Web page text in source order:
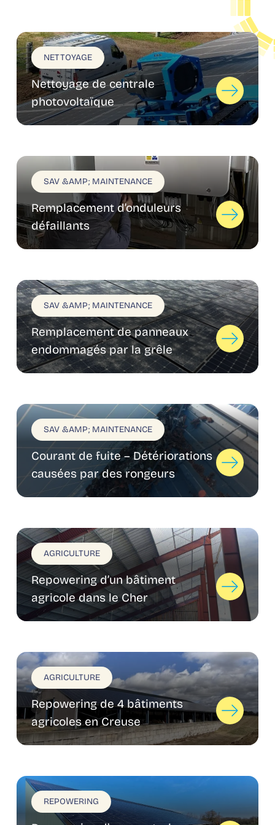
NETTOYAGE
Nettoyage de centrale
photovoltaïque
SAV &AMP; MAINTENANCE
Remplacement d’onduleurs
défaillants
SAV &AMP; MAINTENANCE
Remplacement de panneaux
endommagés par la grêle
SAV &AMP; MAINTENANCE
Courant de fuite – Détériorations
causées par des rongeurs
AGRICULTURE
Repowering d’un bâtiment
agricole dans le Cher
AGRICULTURE
Repowering de 4 bâtiments
agricoles en Creuse
REPOWERING